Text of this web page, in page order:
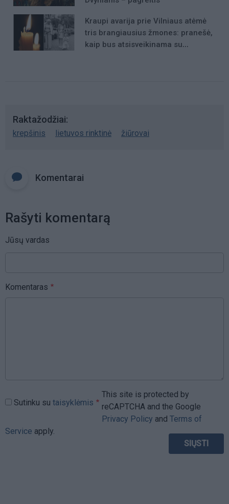
Kraupi avarija prie Vilniaus atėmė
tris brangiausius žmones: pranešė,
kaip bus atsisveikinama su
Raktažodžiai
krepšinis lietuvos rinktinė žiūrovai
Komentarai
Rašyti komentarą
Jūsų vardas
Komentaras
Sutinku su taisyklėmis
This site is protected by
reCAPTCHA and the Google
Privacy Policy and Terms of
Service apply.